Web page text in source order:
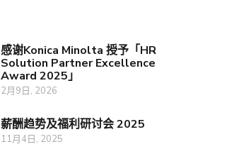
感谢Konica Minolta 授予「HR
Solution Partner Excellence
Award 2025」
2月9日, 2026
薪酬趋势及福利研讨会 2025
11月4日, 2025